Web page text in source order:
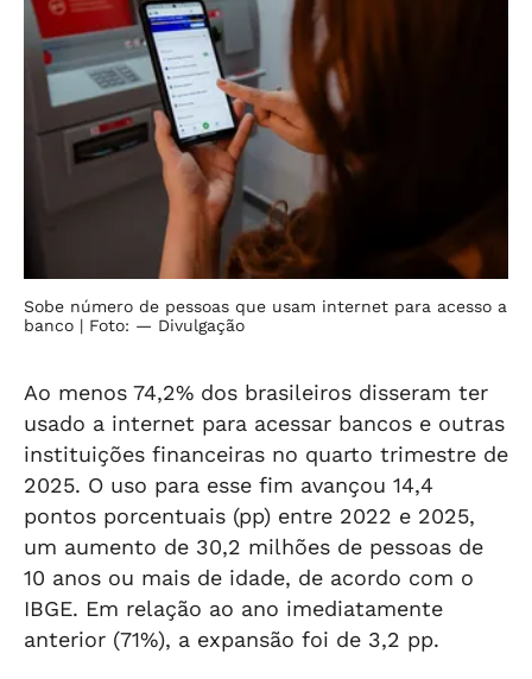
Sobe número de pessoas que usam internet para acesso a
banco | Foto: — Divulgação
Ao menos 74,2% dos brasileiros disseram ter
usado a internet para acessar bancos e outras
instituições financeiras no quarto trimestre de
2025. O uso para esse fim avançou 14,4
pontos porcentuais (pp) entre 2022 e 2025,
um aumento de 30,2 milhões de pessoas de
10 anos ou mais de idade, de acordo com o
IBGE. Em relação ao ano imediatamente
anterior (71%), a expansão foi de 3,2 pp.